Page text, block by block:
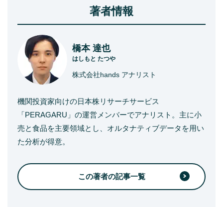
著者情報
橋本 達也
はしもと たつや
株式会社hands アナリスト
機関投資家向けの日本株リサーチサービス
「PERAGARU」の運営メンバーでアナリスト。主に小
売と食品を主要領域とし、オルタナティブデータを用い
た分析が得意。
この著者の記事一覧